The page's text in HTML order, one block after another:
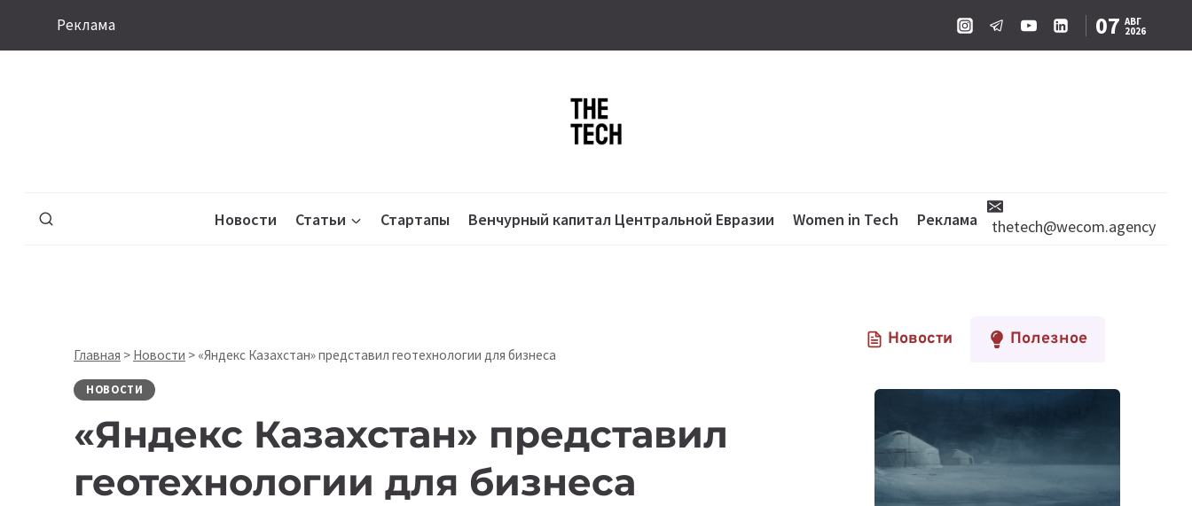
Реклама 07 АВГ
2026
Новости Статьи Стартапы Венчурный капитал Центральной Евразии Women in Tech Реклама thetech@wecom.agency
Главная > Новости > «Яндекс Казахстан» представил геотехнологии для бизнеса
НОВОСТИ
«Яндекс Казахстан» представил
геотехнологии для бизнеса
Новости Полезное